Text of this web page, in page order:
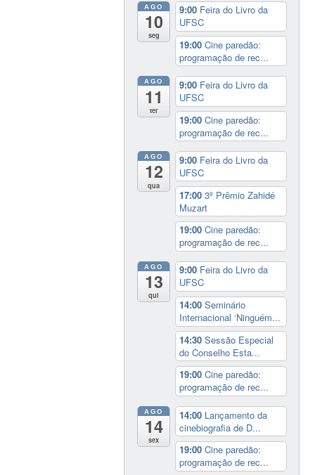
AGO
10
seg
9:00 Feira do Livro da
UFSC
19:00Cine paredão:
programação de rec...
AGO
11
ter
9:00 Feira do Livro da
UFSC
19:00Cine paredão:
programação de rec...
AGO
12
qua
9:00 Feira do Livro da
UFSC
17:003º Prêmio Zahidé
Muzart
19:00Cine paredão:
programação de rec...
AGO
13
qui
9:00 Feira do Livro da
UFSC
14:00Seminário
Internacional ‘Ninguém...
14:30Sessão Especial
do Conselho Esta...
19:00Cine paredão:
programação de rec...
AGO
14
sex
14:00 Lançamento da
cinebiografia de D...
19:00Cine paredão:
programação de rec...